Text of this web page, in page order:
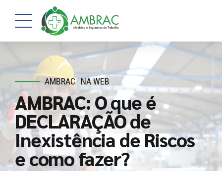
AMBRAC NA WEB
AMBRAC: O que é
DECLARAÇÃO de
Inexistência de Riscos
e como fazer?